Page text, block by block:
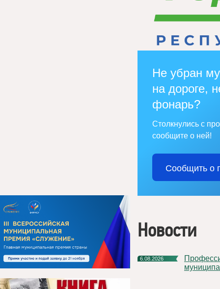
Не убран
на дороге,
фонарь?
Столкнулись с
сообщите о ней!
Сообщить о
Новости
6.08.2026
Профессиональное развитие в цифровом университете